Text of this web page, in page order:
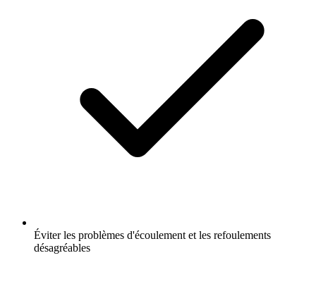
Éviter les problèmes d'écoulement et les refoulements
désagréables